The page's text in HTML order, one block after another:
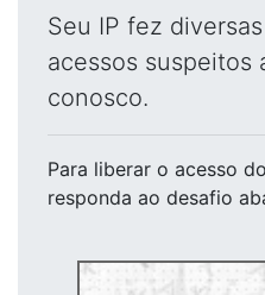
Seu IP fez
acessos suspeitos
conosco.
Para liberar o acesso
responda ao desafio